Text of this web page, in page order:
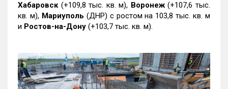
Хабаровск (+109,8 тыс. кв. м), Воронеж(+107,6 тыс.
кв. м), Мариуполь (ДНР) с ростом на 103,8 тыс. кв. м
и Ростов-на-Дону (+103,7 тыс. кв. м).